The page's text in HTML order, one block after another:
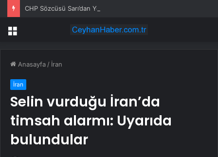
Menü
Anasayfa / İran
İran
Selin vurduğu İran’da
timsah alarmı: Uyarıda
bulundular